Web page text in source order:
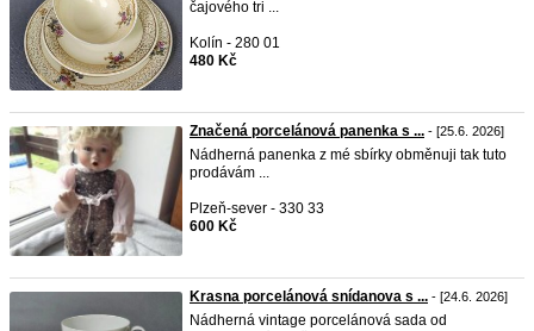
čajového tri ...
Kolín - 280 01
480 Kč
Značená porcelánová panenka s ... - [25.6. 2026]
Nádherná panenka z mé sbírky obměnuji tak tuto
prodávám ...
Plzeň-sever - 330 33
600 Kč
Krasna porcelánová snídanova s ... - [24.6. 2026]
Nádherná vintage porcelánová sada od